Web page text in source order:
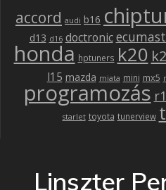
accord audi b16
d13 d16 doctronic
honda hptuners k20
l15 mazda miata mini mx5
programozás
starlet toyota tunerview
Linszter